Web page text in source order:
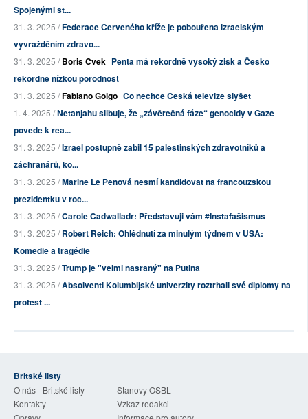
Spojenými st...
31. 3. 2025 /Federace Červeného kříže je pobouřena izraelským
vyvražděním zdravo...
31. 3. 2025 /Boris Cvek Penta má rekordně vysoký zisk a Česko
rekordně nízkou porodnost
31. 3. 2025 /Fabiano Golgo Co nechce Česká televize slyšet
1. 4. 2025 /Netanjahu slibuje, že „závěrečná fáze“ genocidy v Gaze
povede k rea...
31. 3. 2025 /Izrael postupně zabil 15 palestinských zdravotníků a
záchranářů, ko...
31. 3. 2025 /Marine Le Penová nesmí kandidovat na francouzskou
prezidentku v roc...
31. 3. 2025 /Carole Cadwalladr: Představuji vám #Instafašismus
31. 3. 2025 /Robert Reich: Ohlédnutí za minulým týdnem v USA:
Komedie a tragédie
31. 3. 2025 /Trump je "velmi nasraný" na Putina
31. 3. 2025 /Absolventi Kolumbijské univerzity roztrhali své diplomy na
protest ...
Britské listy
O nás - Britské listy
Stanovy OSBL
Kontakty
Vzkaz redakci